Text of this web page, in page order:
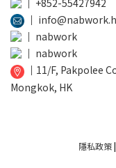
│
│ nabwork
│ nabwork
│ 11/F, Pakpolee
Mongkok, HK
隱私政策|